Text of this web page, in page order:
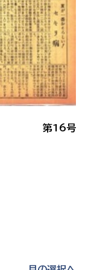
第16号